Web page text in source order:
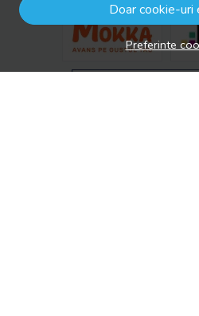
Doar cookie-uri
Preferinte